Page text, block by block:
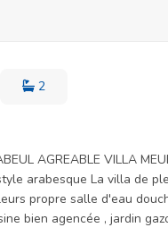
2
AGREABLE VILLA
arabesque La villa de
propre salle d'eau
bien agencée , jardin